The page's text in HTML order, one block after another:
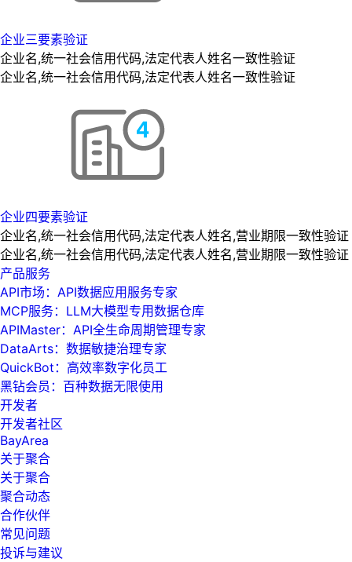
企业三要素验证
企业名,统一社会信用代码,法定代表人姓名一致性验证
企业名,统一社会信用代码,法定代表人姓名一致性验证
企业四要素验证
企业名,统一社会信用代码,法定代表人姓名,营业期限一致性验证
企业名,统一社会信用代码,法定代表人姓名,营业期限一致性验证
产品服务
API市场：API数据应用服务专家
MCP服务：LLM大模型专用数据仓库
APIMaster：API全生命周期管理专家
DataArts：数据敏捷治理专家
QuickBot：高效率数字化员工
黑钻会员：百种数据无限使用
开发者
开发者社区
BayArea
关于聚合
关于聚合
聚合动态
合作伙伴
常见问题
投诉与建议